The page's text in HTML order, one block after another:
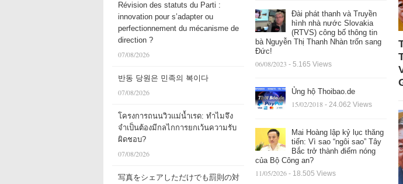
Révision des statuts du Parti :
innovation pour s’adapter ou
perfectionnement du mécanisme de
direction ?
07/08/2026
반동 당원은 민족의 복이다
07/08/2026
โครงการถนนวิวแม่น้ำเรด: ทำไมจึง
จำเป็นต้องมีกลไกการยกเว้นความรับ
ผิดชอบ?
07/08/2026
写真をシェアしただけでも罰則の対
Đài phát thanh và Truyền
hình nhà nước Slovakia
(RTVS) công bố thông tin
bà Nguyễn Thị Thanh Nhàn trốn sang
Đức!
06/08/2023 - 5.165 Views
Ủng hộ Thoibao.de
15/02/2018 - 24.062 Views
Mai Hoàng lập kỷ lục thăng
tiến: Vì sao “ngôi sao” Tây
Bắc trở thành điểm nóng
của Bộ Công an?
11/05/2026 - 18.505 Views